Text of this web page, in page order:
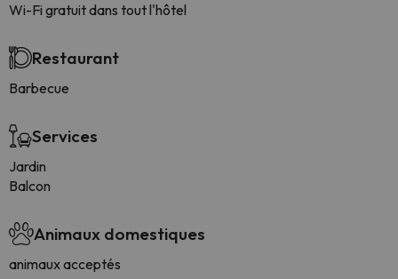
Wi-Fi gratuit dans tout l'hôtel
Restaurant
Barbecue
Services
Jardin
Balcon
Animaux domestiques
animaux acceptés